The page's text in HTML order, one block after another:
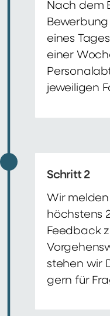
Nach dem
eines
einer
jeweiligen
Schritt 2
Wir
höchstens
Feedback
stehen wir
gern für